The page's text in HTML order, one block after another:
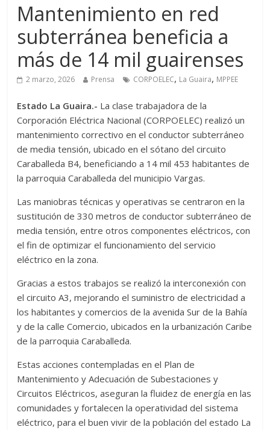
Mantenimiento en red
subterránea beneficia a
más de 14 mil guairenses
2 marzo, 2026 Prensa CORPOELEC, La Guaira, MPPEE
Estado La Guaira.- La clase trabajadora de la
Corporación Eléctrica Nacional (CORPOELEC) realizó un
mantenimiento correctivo en el conductor subterráneo
de media tensión, ubicado en el sótano del circuito
Caraballeda B4, beneficiando a 14 mil 453 habitantes de
la parroquia Caraballeda del municipio Vargas.
Las maniobras técnicas y operativas se centraron en la
sustitución de 330 metros de conductor subterráneo de
media tensión, entre otros componentes eléctricos, con
el fin de optimizar el funcionamiento del servicio
eléctrico en la zona.
Gracias a estos trabajos se realizó la interconexión con
el circuito A3, mejorando el suministro de electricidad a
los habitantes y comercios de la avenida Sur de la Bahía
y de la calle Comercio, ubicados en la urbanización Caribe
de la parroquia Caraballeda.
Estas acciones contempladas en el Plan de
Mantenimiento y Adecuación de Subestaciones y
Circuitos Eléctricos, aseguran la fluidez de energía en las
comunidades y fortalecen la operatividad del sistema
eléctrico, para el buen vivir de la población del estado La